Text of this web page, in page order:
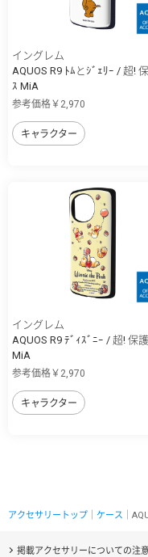
イングレム
AQUOS R9 ﾄﾑとｼﾞｪﾘｰ / 超!
ｽ MiA
参考価格￥2,970
キャラクター
イングレム
AQUOS R9 ﾃﾞｨｽﾞﾆｰ / 超! 保
MiA
参考価格￥2,970
キャラクター
アクセサリートップ ケース ｜
掲載アクセサリーについての注